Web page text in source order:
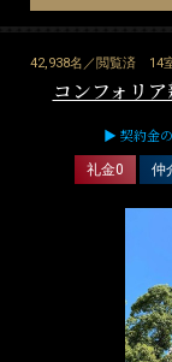
42,938名／閲覧済 14
コンフォリ
▶ 契約金
礼金0 仲